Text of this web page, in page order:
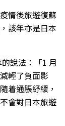
情後旅遊復蘇
該年亦是日本
說法：「1 月
輕了負面影
着通脹紓緩，
會對日本旅遊